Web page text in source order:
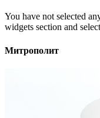
You have not selected
widgets section and
Митрополит